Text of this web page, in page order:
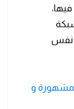
نفس
و